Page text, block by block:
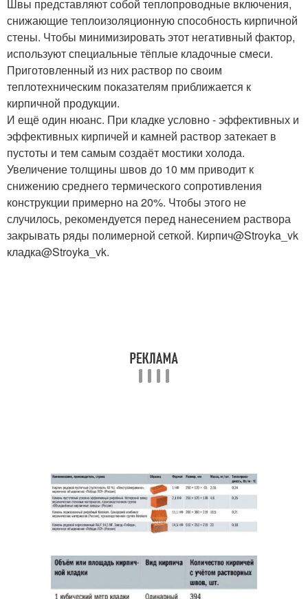
Швы представляют собой теплопроводные включения,
снижающие теплоизоляционную способность кирпичной
стены. Чтобы минимизировать этот негативный фактор,
используют специальные тёплые кладочные смеси.
Приготовленный из них раствор по своим
теплотехническим показателям приближается к
кирпичной продукции.
И ещё один нюанс. При кладке условно - эффективных и
эффективных кирпичей и камней раствор затекает в
пустоты и тем самым создаёт мостики холода.
Увеличение толщины швов до 10 мм приводит к
снижению среднего термического сопротивления
конструкции примерно на 20%. Чтобы этого не
случилось, рекомендуется перед нанесением раствора
закрывать ряды полимерной сеткой. Кирпич@Stroyka_vk
кладка@Stroyka_vk.